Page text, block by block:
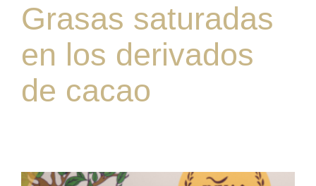
Grasas saturadas
en los derivados
de cacao